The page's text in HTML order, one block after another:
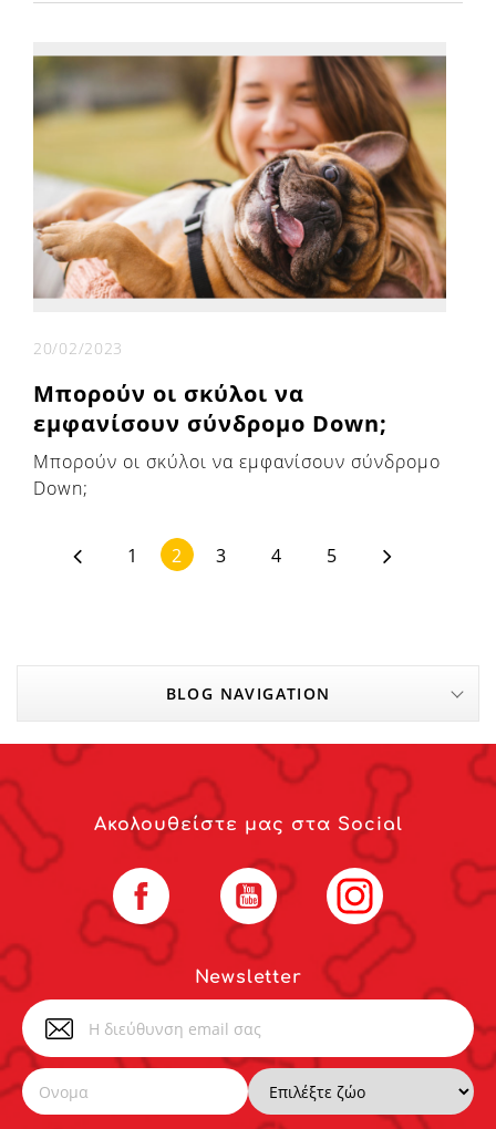
20/02/2023
Μπορούν οι σκύλοι να
εμφανίσουν σύνδρομο Down;
Μπορούν οι σκύλοι να εμφανίσουν σύνδρομο
Down;
1 2 3 4 5
BLOG NAVIGATION
Newsletter
Ακολουθείστε μας στα Social
Facebook YouTube Instagram